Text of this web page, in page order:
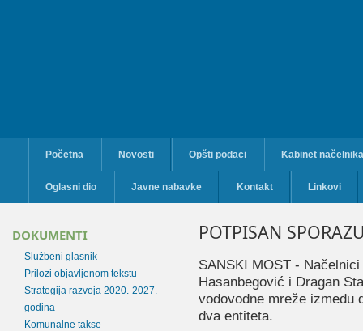
Početna Novosti Opšti podaci Kabinet načelnika
Oglasni dio Javne nabavke Kontakt Linkovi
POTPISAN
SANSKI MOST -
Hasanbegović i Dragan
vodovodne mreže između
dva entiteta.
DOKUMENTI
Službeni glasnik
Prilozi objavljenom tekstu
Strategija razvoja 2020.-2027.
godina
Komunalne takse